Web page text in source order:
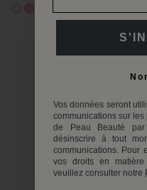
Vos données seront
communications sur
de Peau Beauté
désinscrire à tout
communications. Pour
vos droits en matière
veuillez consulter notre